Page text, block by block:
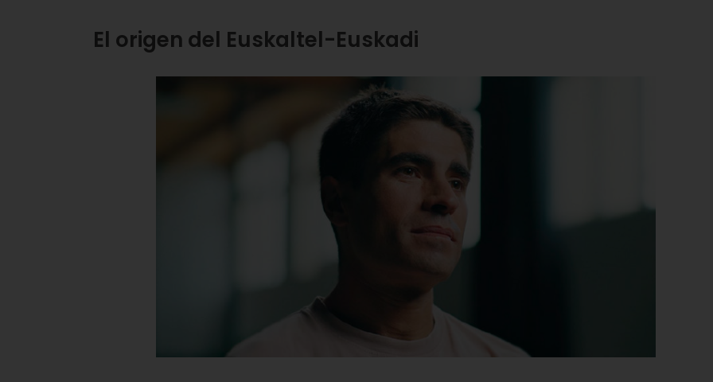
El origen del Euskaltel-Euskadi